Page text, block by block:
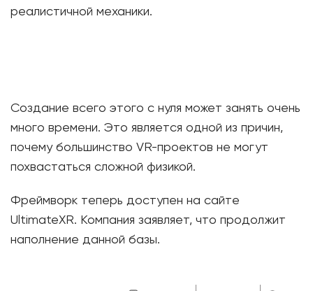
реалистичной механики.
Создание всего этого с нуля может занять очень
много времени. Это является одной из причин,
почему большинство VR-проектов не могут
похвастаться сложной физикой.
Фреймворк теперь доступен на сайте
UltimateXR. Компания заявляет, что продолжит
наполнение данной базы.